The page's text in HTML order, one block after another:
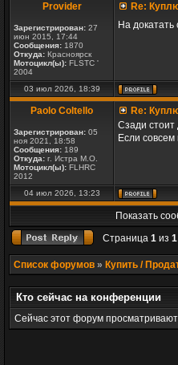
Provider
Зарегистрирован: 27
июн 2015, 17:44
Сообщения: 1870
Откуда: Красноярск
Мотоцикл(ы): FLSTC '
2004
Re:
На
03 июл 2026, 18:39
Paolo Coltello
Зарегистрирован: 05
ноя 2021, 18:58
Сообщения: 189
Откуда: г. Истра М.О.
Мотоцикл(ы): FLHRC
2012
Re:
Сзади стоит
Если совсем
04 июл 2026, 13:23
Показать
Страница 1 из 1
Список форумов » Купить /
Кто сейчас на конференции
Сейчас этот форум